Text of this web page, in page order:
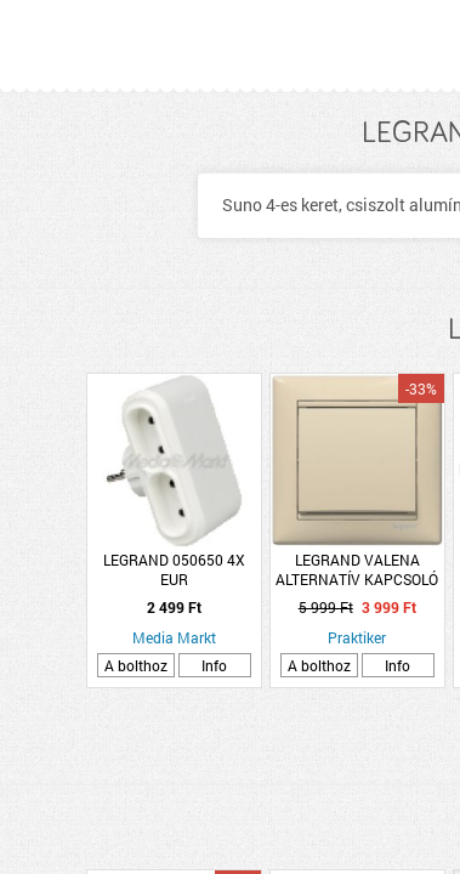
Suno 4-es keret, csiszolt
LEGRAND 050650 4X
EUR
ELOSZTÓD.GYERMEKV.
2 499 Ft
Media Markt
A bolthoz
Info
LEGRAND VALENA
ALTERNATÍV KAPCSOLÓ
KOMPLETT
ELEFÁNTCSONT
-33%
5 999 Ft 3 999 Ft
Praktiker
A bolthoz
Info